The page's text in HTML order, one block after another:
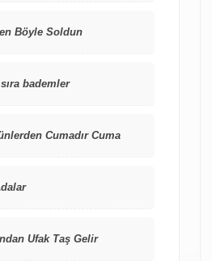
Böyle Soldun
bademler
Cumadır Cuma
Ufak Taş Gelir